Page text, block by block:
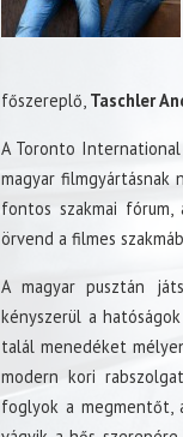
főszereplő, Taschler
A Toronto International
magyar filmgyártásnak
fontos szakmai fórum,
örvend a filmes
A magyar pusztán
kényszerül a
talál menedéket
modern kori
foglyok a megmentőt,